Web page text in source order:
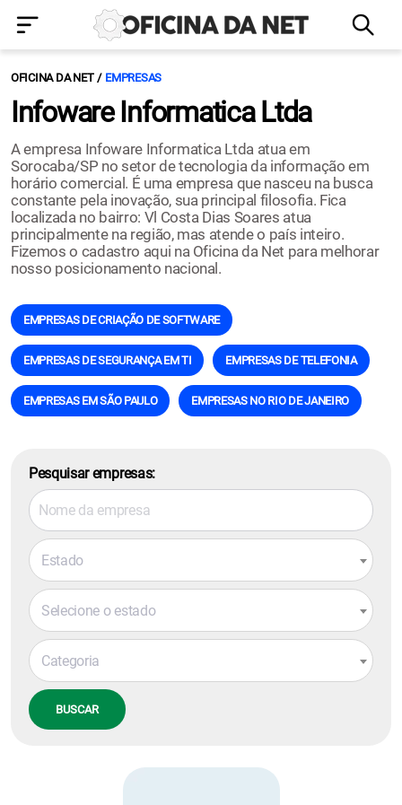
OFICINA DA NET EMPRESAS
Infoware Informatica Ltda
A empresa Infoware Informatica Ltda atua em
Sorocaba/SP no setor de tecnologia da informação em
horário comercial. É uma empresa que nasceu na busca
constante pela inovação, sua principal filosofia. Fica
localizada no bairro: Vl Costa Dias Soares atua
principalmente na região, mas atende o país inteiro.
Fizemos o cadastro aqui na Oficina da Net para melhorar
nosso posicionamento nacional.
EMPRESAS DE CRIAÇÃO DE SOFTWARE
EMPRESAS DE SEGURANÇA EM TI EMPRESAS DE TELEFONIA
EMPRESAS EM SÃO PAULO EMPRESAS NO RIO DE JANEIRO
Pesquisar empresas:
Estado
Selecione o estado
Categoria
BUSCAR